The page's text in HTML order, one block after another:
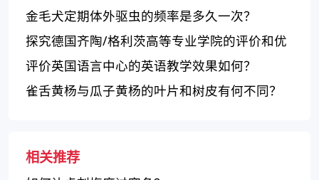
金毛犬定期体外驱虫的频率是多久一次？
探究德国齐陶/格利茨高等专业学院的评价和优
势分析
评价英国语言中心的英语教学效果如何？
雀舌黄杨与瓜子黄杨的叶片和树皮有何不同？
相关推荐